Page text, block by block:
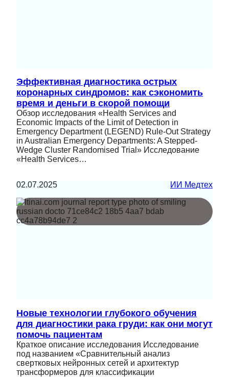
Эффективная диагностика острых
коронарных синдромов: как сэкономить
время и деньги в скорой помощи
Обзор исследования «Health Services and
Economic Impacts of the Limit of Detection in
Emergency Department (LEGEND) Rule-Out Strategy
in Australian Emergency Departments: A Stepped-
Wedge Cluster Randomised Trial» Исследование
«Health Services…
02.07.2025 ИИ Медтех
Новые технологии глубокого обучения
для диагностики рака груди: как они могут
помочь пациентам
Краткое описание исследования Исследование
под названием «Сравнительный анализ
свертковых нейронных сетей и архитектур
трансформеров для классификации